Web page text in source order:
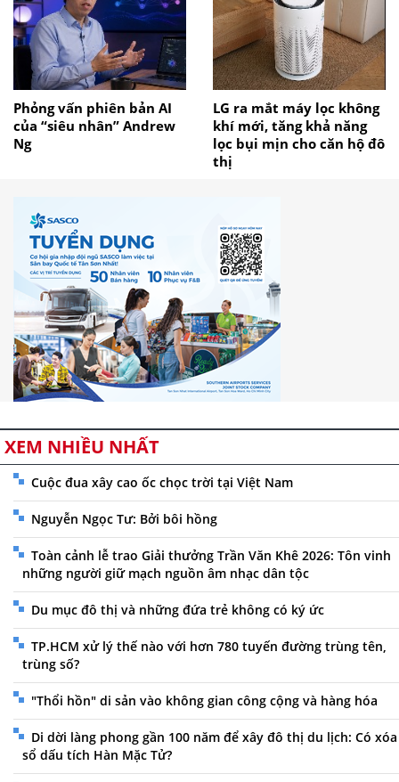
Phỏng vấn phiên bản AI
của “siêu nhân” Andrew
Ng
LG ra mắt máy lọc không
khí mới, tăng khả năng
lọc bụi mịn cho căn hộ đô
thị
XEM NHIỀU NHẤT
Cuộc đua xây cao ốc chọc trời tại Việt Nam
Nguyễn Ngọc Tư: Bởi bôi hồng
Toàn cảnh lễ trao Giải thưởng Trần Văn Khê 2026: Tôn vinh
những người giữ mạch nguồn âm nhạc dân tộc
Du mục đô thị và những đứa trẻ không có ký ức
TP.HCM xử lý thế nào với hơn 780 tuyến đường trùng tên,
trùng số?
"Thổi hồn" di sản vào không gian công cộng và hàng hóa
Di dời làng phong gần 100 năm để xây đô thị du lịch: Có xóa
sổ dấu tích Hàn Mặc Tử?